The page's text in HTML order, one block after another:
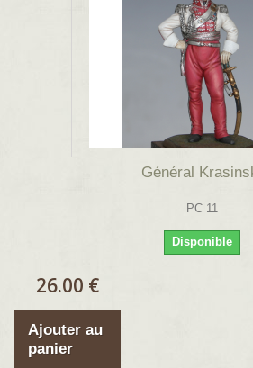
Général
PC 11
Disponible
26.00 €
Ajouter au
panier